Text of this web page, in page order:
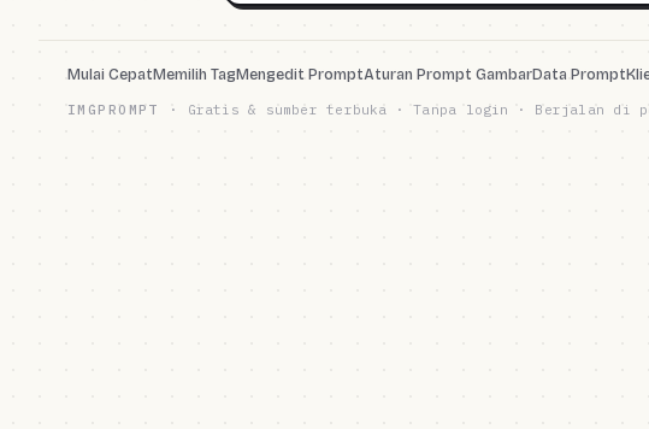
Mulai CepatMemilih TagMengedit PromptAturan Prompt GambarData Prompt
IMGPROMPT · Gratis & sumber terbuka · Tanpa login · Berjalan di